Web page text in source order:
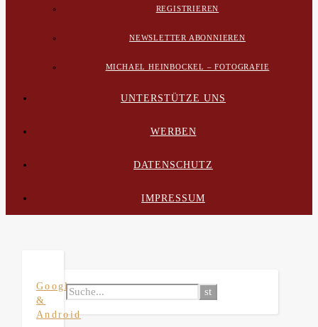
REGISTRIEREN
NEWSLETTER ABONNIEREN
MICHAEL HEINBOCKEL – FOTOGRAFIE
UNTERSTÜTZE UNS
WERBEN
DATENSCHUTZ
IMPRESSUM
Google
&
Android